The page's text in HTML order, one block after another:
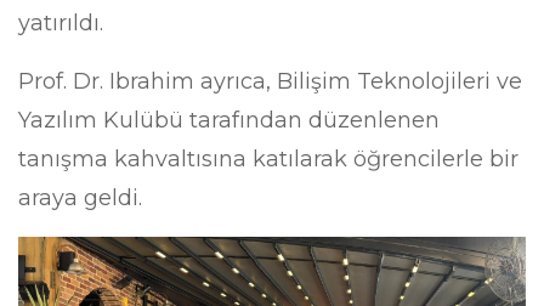
yatırıldı.
Prof. Dr. Ibrahim ayrıca, Bilişim Teknolojileri ve
Yazılım Kulübü tarafından düzenlenen
tanışma kahvaltısına katılarak öğrencilerle bir
araya geldi.